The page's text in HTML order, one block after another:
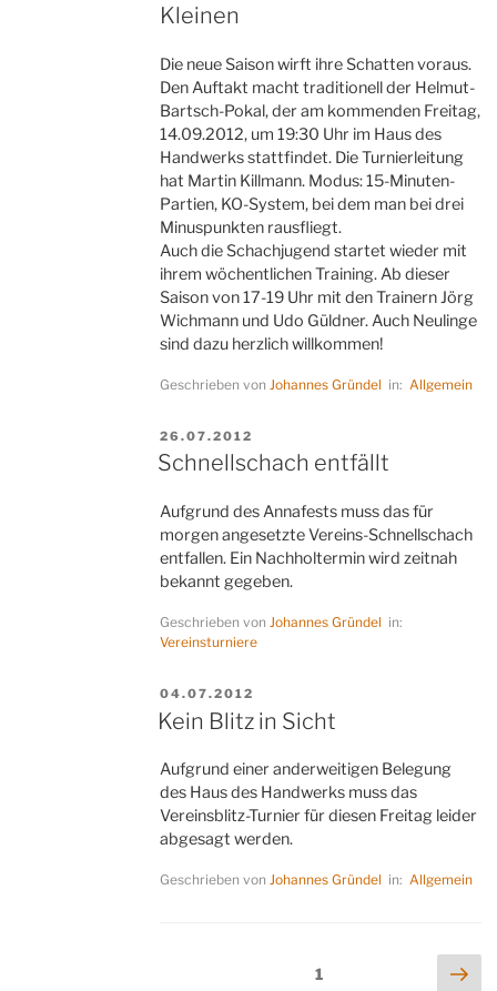
Kleinen
Die neue Saison wirft ihre Schatten voraus.
Den Auftakt macht traditionell der Helmut-
Bartsch-Pokal, der am kommenden Freitag,
14.09.2012, um 19:30 Uhr im Haus des
Handwerks stattfindet. Die Turnierleitung
hat Martin Killmann. Modus: 15-Minuten-
Partien, KO-System, bei dem man bei drei
Minuspunkten rausfliegt.
Auch die Schachjugend startet wieder mit
ihrem wöchentlichen Training. Ab dieser
Saison von 17-19 Uhr mit den Trainern Jörg
Wichmann und Udo Güldner. Auch Neulinge
sind dazu herzlich willkommen!
Geschrieben von Johannes Gründel in: Allgemein
VERÖFFENTLICHT
AM
26.07.2012
Schnellschach entfällt
Aufgrund des Annafests muss das für
morgen angesetzte Vereins-Schnellschach
entfallen. Ein Nachholtermin wird zeitnah
bekannt gegeben.
Geschrieben von Johannes Gründel in:
Vereinsturniere
VERÖFFENTLICHT
AM
04.07.2012
Kein Blitz in Sicht
Aufgrund einer anderweitigen Belegung
des Haus des Handwerks muss das
Vereinsblitz-Turnier für diesen Freitag leider
abgesagt werden.
Geschrieben vonJohannes Gründel in:Allgemein
Seitennummerierung
Seite1